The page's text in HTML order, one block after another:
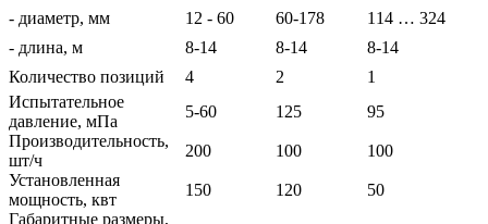
- диаметр, мм
12 - 60 60-178
114 … 324
- длина, м
8-14 8-14
8-14
Количество позиций
4 2
1
Испытательное
давление, мПа
5-60 125
95
Производительность,
шт/ч
200 100
100
Установленная
мощность, квт
150 120
50
Габаритные размеры,